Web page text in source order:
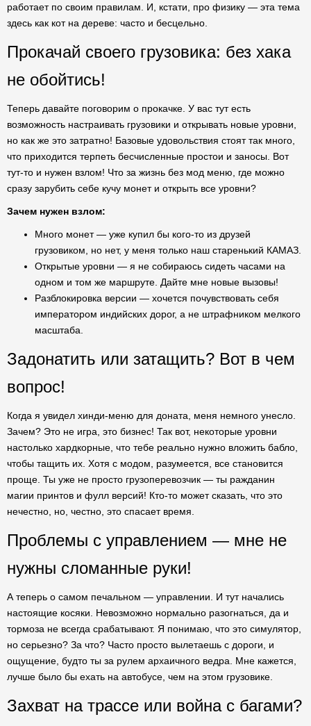
работает по своим правилам. И, кстати, про физику — эта тема
здесь как кот на дереве: часто и бесцельно.
Прокачай своего грузовика: без хака
не обойтись!
Теперь давайте поговорим о прокачке. У вас тут есть
возможность настраивать грузовики и открывать новые уровни,
но как же это затратно! Базовые удовольствия стоят так много,
что приходится терпеть бесчисленные простои и заносы. Вот
тут-то и нужен взлом! Что за жизнь без мод меню, где можно
сразу зарубить себе кучу монет и открыть все уровни?
Зачем нужен взлом:
Много монет — уже купил бы кого-то из друзей
грузовиком, но нет, у меня только наш старенький КАМАЗ.
Открытые уровни — я не собираюсь сидеть часами на
одном и том же маршруте. Дайте мне новые вызовы!
Разблокировка версии — хочется почувствовать себя
императором индийских дорог, а не штрафником мелкого
масштаба.
Задонатить или затащить? Вот в чем
вопрос!
Когда я увидел хинди-меню для доната, меня немного унесло.
Зачем? Это не игра, это бизнес! Так вот, некоторые уровни
настолько хардкорные, что тебе реально нужно вложить бабло,
чтобы тащить их. Хотя с модом, разумеется, все становится
проще. Ты уже не просто грузоперевозчик — ты ражданин
магии принтов и фулл версий! Кто-то может сказать, что это
нечестно, но, честно, это спасает время.
Проблемы с управлением — мне не
нужны сломанные руки!
А теперь о самом печальном — управлении. И тут начались
настоящие косяки. Невозможно нормально разогнаться, да и
тормоза не всегда срабатывают. Я понимаю, что это симулятор,
но серьезно? За что? Часто просто вылетаешь с дороги, и
ощущение, будто ты за рулем архаичного ведра. Мне кажется,
лучше было бы ехать на автобусе, чем на этом грузовике.
Захват на трассе или война с багами?